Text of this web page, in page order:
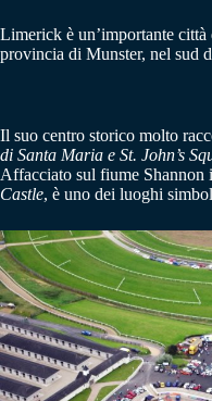
Limerick è un’importante
provincia di Munster, nel sud
Il suo centro storico molto
di Santa Maria e St. John’s
Affacciato sul fiume Shannon
Castle, è uno dei luoghi